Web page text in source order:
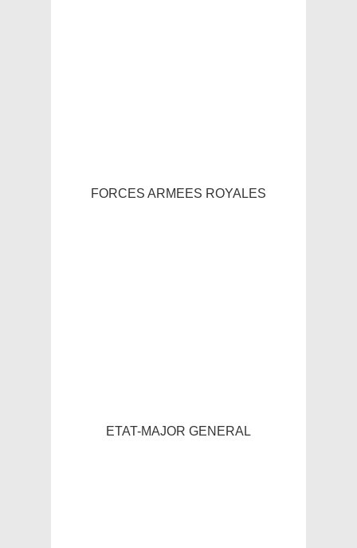
FORCES ARMEES ROYALES
ETAT-MAJOR GENERAL